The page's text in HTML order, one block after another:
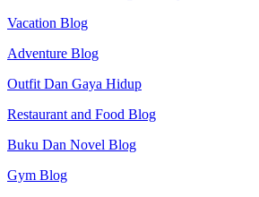
Vacation Blog
Adventure Blog
Outfit Dan Gaya Hidup
Restaurant and Food Blog
Buku Dan Novel Blog
Gym Blog